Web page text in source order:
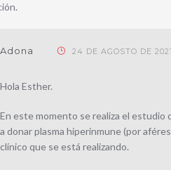
Adona 24 DE AGOSTO DE 2021
Hola Esther.
En este momento se realiza el estudio
a donar plasma hiperinmune(por
clínico que se está realizando.